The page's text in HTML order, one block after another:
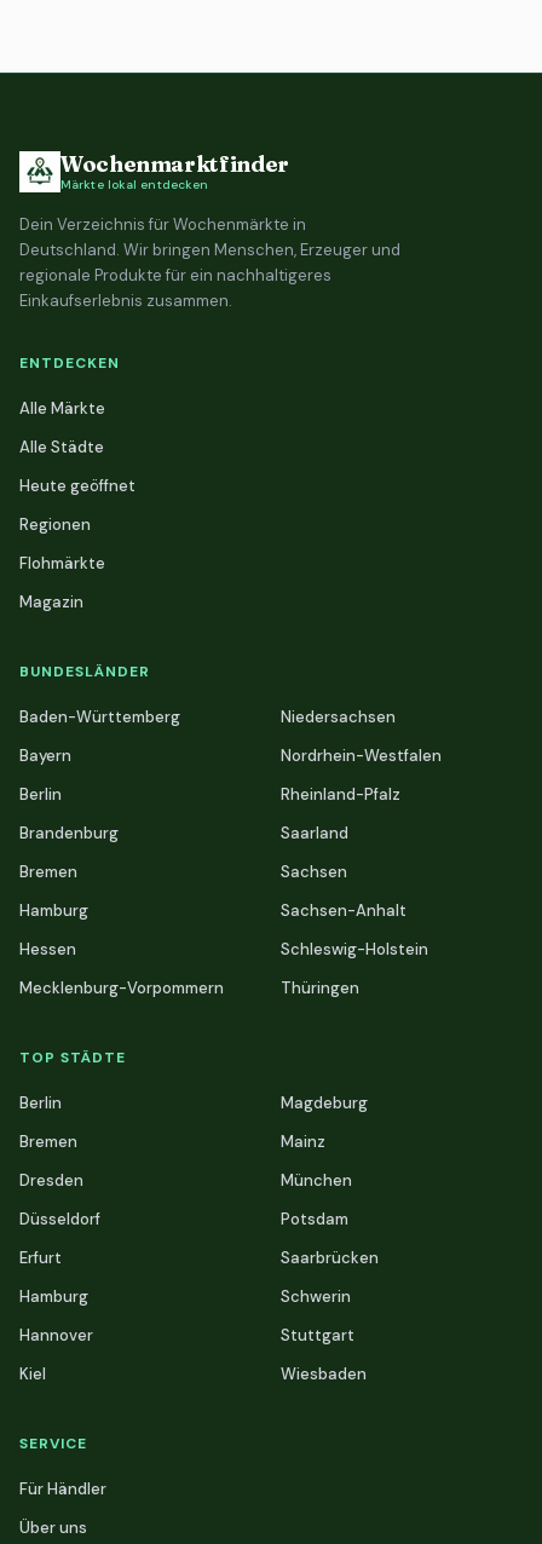
Wochenmarktfinder
Märkte lokal entdecken
Dein Verzeichnis für Wochenmärkte in
Deutschland. Wir bringen Menschen, Erzeuger und
regionale Produkte für ein nachhaltigeres
Einkaufserlebnis zusammen.
ENTDECKEN
Alle Märkte
Alle Städte
Heute geöffnet
Regionen
Flohmärkte
Magazin
BUNDESLÄNDER
Baden-Württemberg
Bayern
Berlin
Brandenburg
Bremen
Hamburg
Hessen
Mecklenburg-Vorpommern
Niedersachsen
Nordrhein-Westfalen
Rheinland-Pfalz
Saarland
Sachsen
Sachsen-Anhalt
Schleswig-Holstein
Thüringen
TOP STÄDTE
Berlin
Bremen
Dresden
Düsseldorf
Erfurt
Hamburg
Hannover
Kiel
Magdeburg
Mainz
München
Potsdam
Saarbrücken
Schwerin
Stuttgart
Wiesbaden
SERVICE
Für Händler
Über uns